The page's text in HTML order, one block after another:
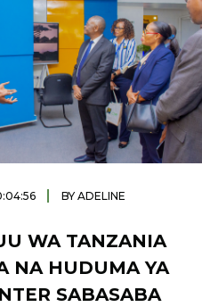
BY ADELINE
WA TANZANIA
NA HUDUMA YA
SABASABA